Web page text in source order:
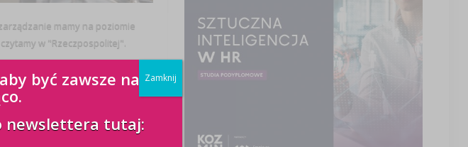
mamy na poziomie
w "Rzeczpospolitej".
być zawsze na
newslettera tutaj:
Zamknij